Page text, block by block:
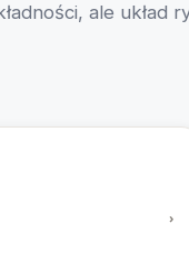
ale układ
›